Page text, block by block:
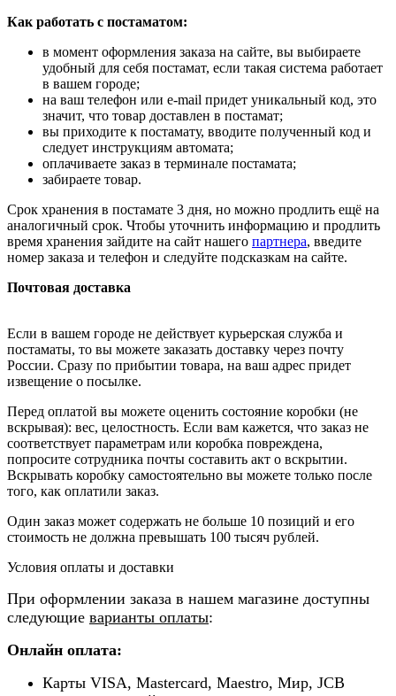
Как работать с постаматом:
в момент оформления заказа на сайте, вы выбираете
удобный для себя постамат, если такая система работает
в вашем городе;
на ваш телефон или e-mail придет уникальный код, это
значит, что товар доставлен в постамат;
вы приходите к постамату, вводите полученный код и
следует инструкциям автомата;
оплачиваете заказ в терминале постамата;
забираете товар.
Срок хранения в постамате 3 дня, но можно продлить ещё на
аналогичный срок. Чтобы уточнить информацию и продлить
время хранения зайдите на сайт нашего партнера, введите
номер заказа и телефон и следуйте подсказкам на сайте.
Почтовая доставка
Если в вашем городе не действует курьерская служба и
постаматы, то вы можете заказать доставку через почту
России. Сразу по прибытии товара, на ваш адрес придет
извещение о посылке.
Перед оплатой вы можете оценить состояние коробки (не
вскрывая): вес, целостность. Если вам кажется, что заказ не
соответствует параметрам или коробка повреждена,
попросите сотрудника почты составить акт о вскрытии.
Вскрывать коробку самостоятельно вы можете только после
того, как оплатили заказ.
Один заказ может содержать не больше 10 позиций и его
стоимость не должна превышать 100 тысяч рублей.
Условия оплаты и доставки
При оформлении заказа в нашем магазине доступны
следующие варианты оплаты:
Онлайн оплата:
Карты VISA, Mastercard, Maestro, Мир, JCB